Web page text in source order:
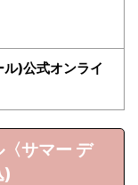
)公式オンライ
〈サマー デ
)